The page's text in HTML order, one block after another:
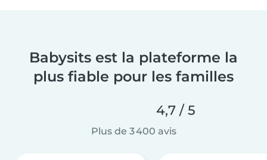
Babysits est la plateforme la
plus fiable pour les familles
4,7 / 5
Plus de 3 400 avis